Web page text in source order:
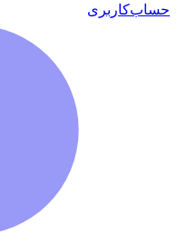
حساب‌کاربری